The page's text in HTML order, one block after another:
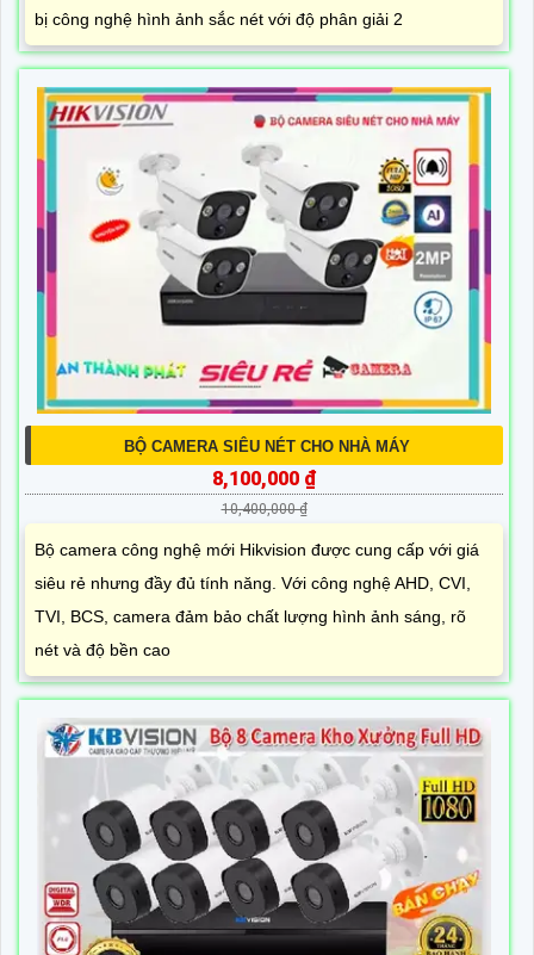
bị công nghệ hình ảnh sắc nét với độ phân giải 2
BỘ CAMERA SIÊU NÉT CHO NHÀ MÁY
8,100,000 ₫
10,400,000 ₫
Bộ camera công nghệ mới Hikvision được cung cấp với giá
siêu rẻ nhưng đầy đủ tính năng. Với công nghệ AHD, CVI,
TVI, BCS, camera đảm bảo chất lượng hình ảnh sáng, rõ
nét và độ bền cao